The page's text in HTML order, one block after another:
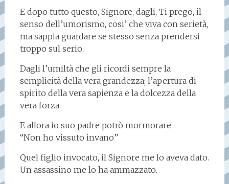
E dopo tutto questo, Signore, dagli, Ti prego, il
senso dell’umorismo, cosi’ che viva con serietà,
ma sappia guardare se stesso senza prendersi
troppo sul serio.
Dagli l’umiltà che gli ricordi sempre la
semplicità della vera grandezza; l’apertura di
spirito della vera sapienza e la dolcezza della
vera forza.
E allora io suo padre potrò mormorare
“Non ho vissuto invano”
Quel figlio invocato, il Signore me lo aveva dato.
Un assassino me lo ha ammazzato.